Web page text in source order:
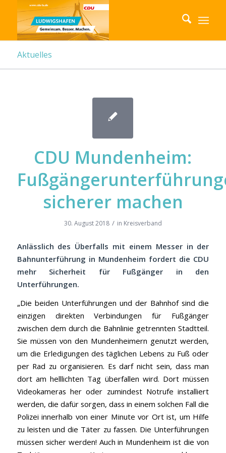
Aktuelles
CDU Mundenheim:
sicherer machen
30. August 2018 / in Kreisverband
Anlässlich des Überfalls mit einem Messer in der
Bahnunterführung in Mundenheim fordert die CDU
mehr Sicherheit für Fußgänger in den
Unterführungen.
„Die beiden Unterführungen und der Bahnhof sind die
einzigen direkten Verbindungen für Fußgänger
zwischen dem durch die Bahnlinie getrennten Stadtteil.
Sie müssen von den Mundenheimern genutzt werden,
um die Erledigungen des täglichen Lebens zu Fuß oder
per Rad zu organisieren. Es darf nicht sein, dass man
dort am helllichten Tag überfallen wird. Dort müssen
Videokameras her oder zumindest Notrufe installiert
werden, die dafür sorgen, dass in einem solchen Fall die
Polizei innerhalb von einer Minute vor Ort ist, um Hilfe
zu leisten und die Täter zu fassen. Die Unterführungen
müssen sicher werden! Auch in Mundenheim ist die von